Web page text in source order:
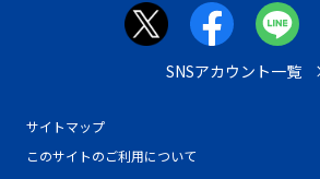
サイトマップ
このサイトのご利用について
SNSアカウント一覧